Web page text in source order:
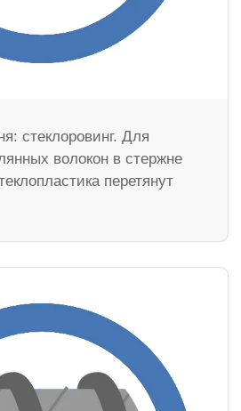
стеклоровинг. Для
волокон в стержне
перетянут